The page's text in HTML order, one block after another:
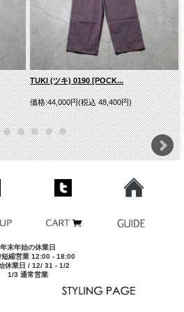
TUKI (ツキ) 0190 [POCK...
価格:44,000円(税込 48,400円)
年末年始の休業日
縮営業 12:00 - 18:00
休業日 / 12/ 31 - 1/2
1/3 通常営業